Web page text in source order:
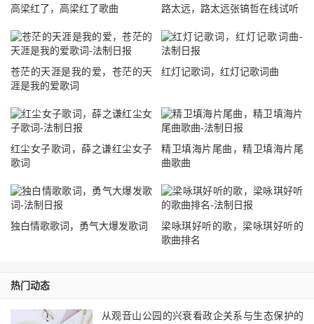
高梁红了，高梁红了歌曲 路太远，路太远张镐哲在线试听
苍茫的天涯是我的爱，苍茫的天
涯是我的爱歌词
红灯记歌词，红灯记歌词曲
红尘女子歌词，薛之谦红尘女子
歌词
精卫填海片尾曲，精卫填海片尾
曲歌曲
独白情歌歌词，勇气大爆发歌词
梁咏琪好听的歌，梁咏琪好听的
歌曲排名
热门动态
从观音山公园的兴衰看政企关系与生态保护的